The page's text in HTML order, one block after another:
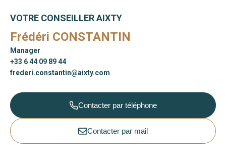
VOTRE CONSEILLER AIXTY
Frédéri CONSTANTIN
Manager
+33 6 44 09 89 44
frederi.constantin@aixty.com
Contacter par téléphone
Contacter par mail